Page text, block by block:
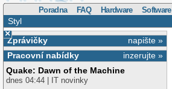
Poradna FAQ Hardware Software
Styl
×
napište »
Zprávičky
inzerujte »
Pracovní nabídky
Quake: Dawn of the Machine
dnes 04:44 | IT novinky